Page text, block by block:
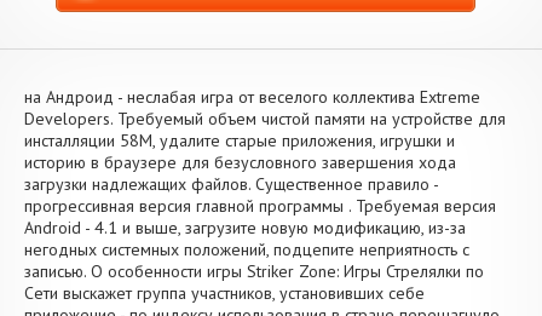
на Андроид - неслабая игра от веселого коллектива Extreme
Developers. Требуемый объем чистой памяти на устройстве для
инсталляции 58M, удалите старые приложения, игрушки и
историю в браузере для безусловного завершения хода
загрузки надлежащих файлов. Существенное правило -
прогрессивная версия главной программы . Требуемая версия
Android - 4.1 и выше, загрузите новую модификацию, из-за
негодных системных положений, подцепите неприятность с
записью. О особенности игры Striker Zone: Игры Стрелялки по
Сети выскажет группа участников, установивших себе